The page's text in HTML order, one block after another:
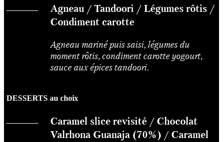
Agneau / Tandoori / Légumes rôtis /
Condiment carotte
Agneau mariné puis saisi, légumes du
moment rôtis, condiment carotte yogourt,
sauce aux épices tandoori.
DESSERTS au choix
Caramel slice revisité / Chocolat
Valrhona Guanaja (70%) / Caramel